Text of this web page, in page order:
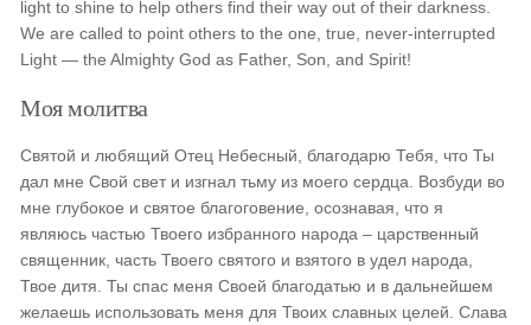
light to shine to help others find their way out of their darkness.
We are called to point others to the one, true, never-interrupted
Light — the Almighty God as Father, Son, and Spirit!
Моя молитва
Святой и любящий Отец Небесный, благодарю Тебя, что Ты
дал мне Свой свет и изгнал тьму из моего сердца. Возбуди во
мне глубокое и святое благоговение, осознавая, что я
являюсь частью Твоего избранного народа – царственный
священник, часть Твоего святого и взятого в удел народа,
Твое дитя. Ты спас меня Своей благодатью и в дальнейшем
желаешь использовать меня для Твоих славных целей. Слава